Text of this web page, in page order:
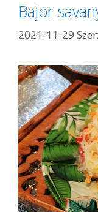
Bajor
2021-11-29